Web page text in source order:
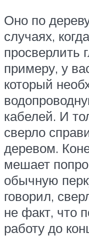
Оно по
случаях,
просверлить
примеру, у
который
кабелей. И
сверло
деревом.
мешает
обычную
говорил,
не факт, что
работу до